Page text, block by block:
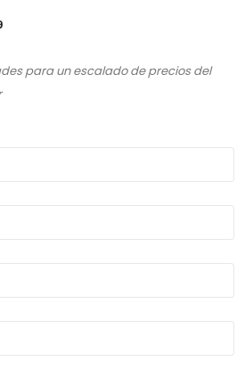
para un escalado de precios del